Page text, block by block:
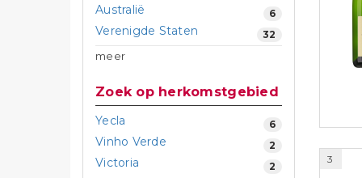
Australië 6
Verenigde Staten 32
meer
Zoek op herkomstgebied
Yecla 6
Vinho Verde 2
Victoria 2
3